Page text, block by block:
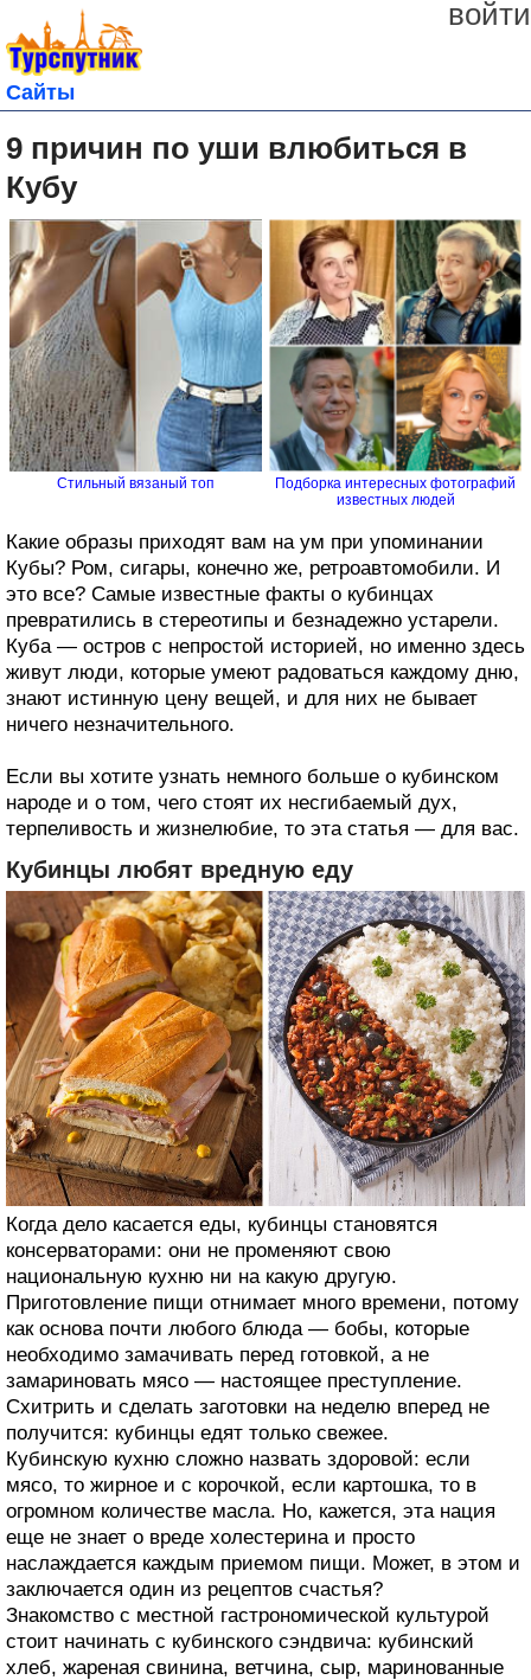
войти
Сайты
9 причин по уши влюбиться в
Кубу
Стильный вязаный топ
Подборка интересных фотографий
известных людей
Какие образы приходят вам на ум при упоминании
Кубы? Ром, сигары, конечно же, ретроавтомобили. И
это все? Самые известные факты о кубинцах
превратились в стереотипы и безнадежно устарели.
Куба — остров с непростой историей, но именно здесь
живут люди, которые умеют радоваться каждому дню,
знают истинную цену вещей, и для них не бывает
ничего незначительного.
Если вы хотите узнать немного больше о кубинском
народе и о том, чего стоят их несгибаемый дух,
терпеливость и жизнелюбие, то эта статья — для вас.
Кубинцы любят вредную еду
Когда дело касается еды, кубинцы становятся
консерваторами: они не променяют свою
национальную кухню ни на какую другую.
Приготовление пищи отнимает много времени, потому
как основа почти любого блюда — бобы, которые
необходимо замачивать перед готовкой, а не
замариновать мясо — настоящее преступление.
Схитрить и сделать заготовки на неделю вперед не
получится: кубинцы едят только свежее.
Кубинскую кухню сложно назвать здоровой: если
мясо, то жирное и с корочкой, если картошка, то в
огромном количестве масла. Но, кажется, эта нация
еще не знает о вреде холестерина и просто
наслаждается каждым приемом пищи. Может, в этом и
заключается один из рецептов счастья?
Знакомство с местной гастрономической культурой
стоит начинать с кубинского сэндвича: кубинский
хлеб, жареная свинина, ветчина, сыр, маринованные